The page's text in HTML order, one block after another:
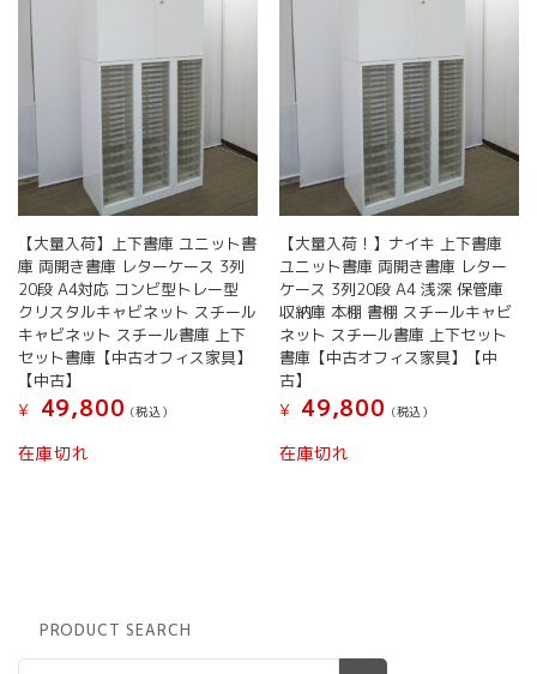
【大量入荷】上下書庫 ユニット書
庫 両開き書庫 レターケース 3列
20段 A4対応 コンビ型トレー型
クリスタルキャビネット スチール
キャビネット スチール書庫 上下
セット書庫【中古オフィス家具】
【中古】
¥
49,800 (税込）
在庫切れ
【大量入荷！】ナイキ 上下書庫
ユニット書庫 両開き書庫 レター
ケース 3列20段 A4 浅深 保管庫
収納庫 本棚 書棚 スチールキャビ
ネット スチール書庫 上下セット
書庫【中古オフィス家具】【中
古】
¥
49,800 (税込）
在庫切れ
PRODUCT SEARCH